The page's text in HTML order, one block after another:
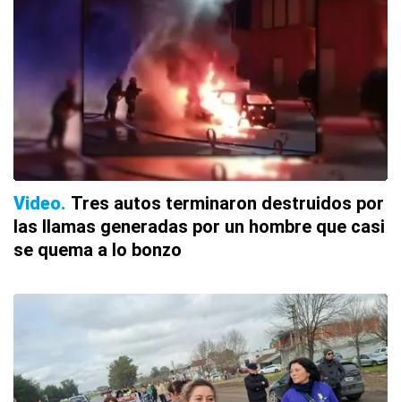
Video Tres autos terminaron destruidos por
las llamas generadas por un hombre que casi
se quema a lo bonzo